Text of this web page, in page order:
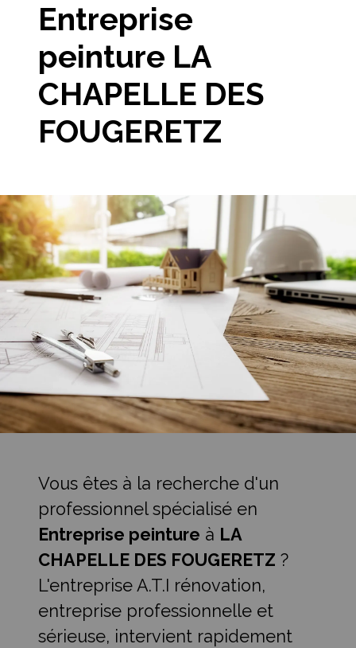
Entreprise
peinture LA
CHAPELLE DES
FOUGERETZ
Vous êtes à la recherche d'un
professionnel spécialisé en
Entreprise peinture à LA
CHAPELLE DES FOUGERETZ ?
L'entreprise A.T.I rénovation,
entreprise professionnelle et
sérieuse, intervient rapidement